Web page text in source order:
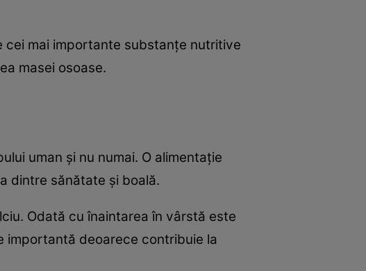
cei mai importante substanţe nutritive
masei osoase.
uman şi nu numai. O alimentaţie
dintre sănătate şi boală.
Odată cu înaintarea în vârstă este
importantă deoarece contribuie la